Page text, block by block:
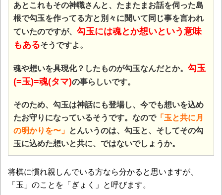
あとこれもその神職さんと、たまたまお話を伺った島
根で勾玉を作ってる方と別々に聞いて同じ事を言われ
ていたのですが、 勾玉には魂とか想いという意味
もあるそうですよ。
魂や想いを具現化？したものが勾玉なんだとか。 勾玉
(=玉)=魂(タマ)の事らしいです。
そのため、勾玉は神話にも登場し、今でも想いを込め
たお守りになっているそうです。なので「玉と共に月
の明かりを〜」 とんいうのは、勾玉と、そしてその勾
玉に込めた想いと共に、ではないでしょうか。
将棋に慣れ親しんでいる方なら分かると思いますが、
「玉」のことを「ぎょく」と呼びます。